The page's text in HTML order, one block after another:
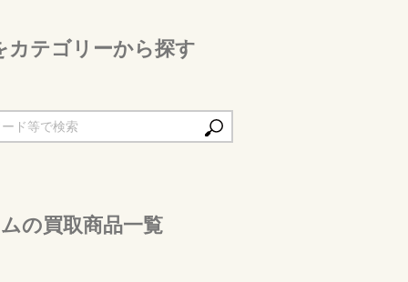
カテゴリーから探す
の買取商品一覧